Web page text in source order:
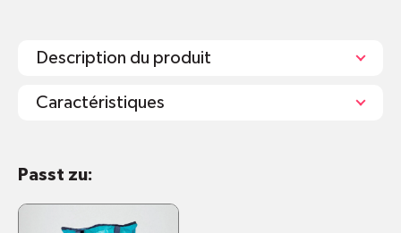
Description du produit
Caractéristiques
Passt zu: